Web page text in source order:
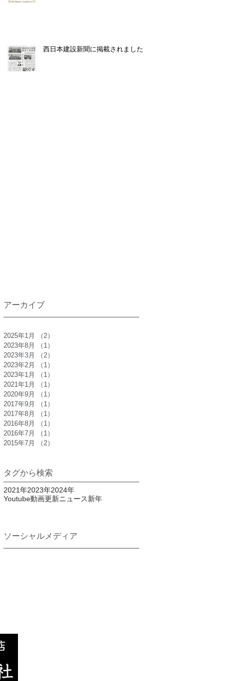
西日本建設新聞に掲載されました
アーカイブ
2025年1月 （2）
2023年8月
（1）
2023年3月
（2）
2023年2月
（1）
2023年1月
（1）
2021年1月
（1）
2020年9月
（1）
2017年9月
（1）
2017年8月
（1）
2016年8月
（1）
2016年7月
（1）
2015年7月
（2）
タグから検索
2021年2023年2024年
Youtube動画更新ニュース新年
ソーシャルメディア